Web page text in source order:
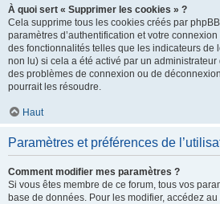
À quoi sert « Supprimer les cookies » ?
Cela supprime tous les cookies créés par
paramètres d’authentification et votre
des fonctionnalités telles que les indicateurs de
non lu) si cela a été activé par un
des problèmes de connexion ou de
pourrait les résoudre.
Haut
Paramètres et préférences de
Comment modifier mes paramètres ?
Si vous êtes membre de ce forum, tous vos
base de données. Pour les modifier, accédez au